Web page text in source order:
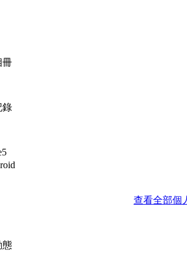
冊
錄
查看全部個
態